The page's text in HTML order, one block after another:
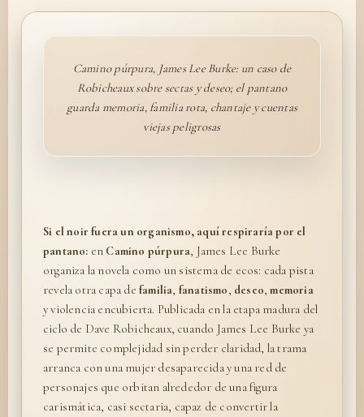
Camino púrpura, James Lee Burke: un caso de
Robicheaux sobre sectas y deseo; el pantano
guarda memoria, familia rota, chantaje y cuentas
viejas peligrosas
Si el noir fuera un organismo, aquí respiraría por el
pantano: en Camino púrpura, James Lee Burke
organiza la novela como un sistema de ecos: cada pista
revela otra capa de familia, fanatismo, deseo,memoria
y violencia encubierta. Publicada en la etapa madura del
ciclo de Dave Robicheaux, cuando James Lee Burke ya
se permite complejidad sin perder claridad, la trama
arranca con una mujer desaparecida y una red de
personajes que orbitan alrededor de una figura
carismática, casi sectaria, capaz de convertir la